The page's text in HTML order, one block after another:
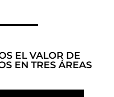
EL VALOR DE
EN TRES ÁREAS